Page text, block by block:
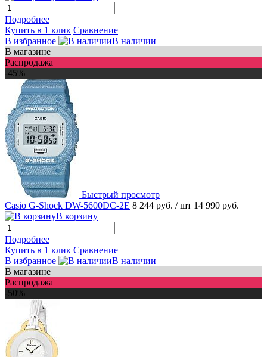
Подробнее
Купить в 1 клик Сравнение
В избранное
В наличии
В магазине
Распродажа
-45%
Быстрый просмотр
Casio G-Shock DW-5600DC-2E 8 244 руб. / шт 14 990 руб.
В корзину
Подробнее
Купить в 1 клик Сравнение
В избранное
В наличии
В магазине
Распродажа
-50%